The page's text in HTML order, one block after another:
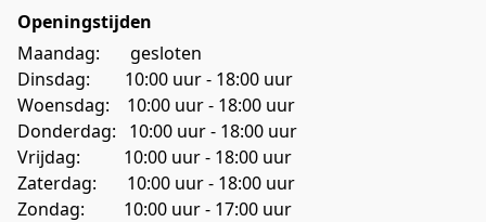
Openingstijden
Maandag:       gesloten
Dinsdag:        10:00 uur - 18:00 uur
Woensdag:    10:00 uur - 18:00 uur
Donderdag:   10:00 uur - 18:00 uur
Vrijdag:          10:00 uur - 18:00 uur
Zaterdag:       10:00 uur - 18:00 uur
Zondag:         10:00 uur - 17:00 uur